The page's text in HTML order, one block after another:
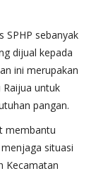
SPHP sebanyak
dijual kepada
ini merupakan
Raijua untuk
pangan.
membantu
situasi
Kecamatan